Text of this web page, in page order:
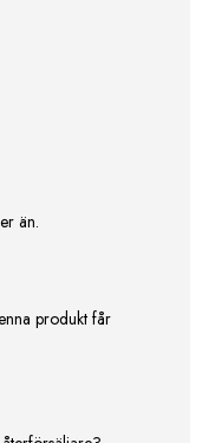
än.
produkt får